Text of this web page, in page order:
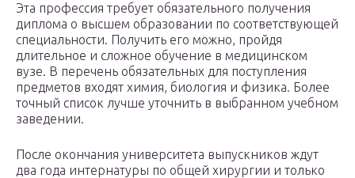
Эта профессия требует обязательного получения
диплома о высшем образовании по соответствующей
специальности. Получить его можно, пройдя
длительное и сложное обучение в медицинском
вузе. В перечень обязательных для поступления
предметов входят химия, биология и физика. Более
точный список лучше уточнить в выбранном учебном
заведении.
После окончания университета выпускников ждут
два года интернатуры по общей хирургии и только